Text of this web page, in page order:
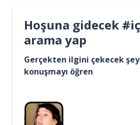
Hoşuna gidecek
arama yap
Gerçekten ilgini çekecek
konuşmayı öğren